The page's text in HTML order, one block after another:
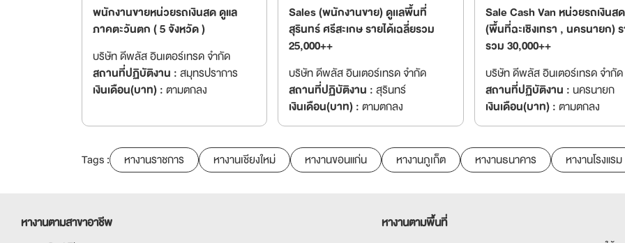
พนักงานขายหน่วยรถเงินสด ดูแล
ภาคตะวันตก ( 5 จังหวัด )
บริษัท ดีพลัส อินเตอร์เทรด จำกัด
สถานที่ปฏิบัติงาน :สมุทรปราการ
เงินเดือน(บาท) :ตามตกลง
Sales (พนักงานขาย) ดูเเลพื้นที่
สุรินทร์ ศรีสะเกษ รายได้เฉลี่ยรวม
25,000++
บริษัท ดีพลัส อินเตอร์เทรด จำกัด
สถานที่ปฏิบัติงาน :สุรินทร์
เงินเดือน(บาท) :ตามตกลง
Sale Cash Van หน่วยรถเงินสด
(พื้นที่ฉะเชิงเทรา , นครนายก)
รวม 30,000++
บริษัท ดีพลัส อินเตอร์เทรด จำกัด
สถานที่ปฏิบัติงาน : นครนายก
เงินเดือน(บาท) :ตามตกลง
Tags : หางานราชการ หางานเชียงใหม่ หางานขอนแก่น หางานภูเก็ต หางานธนาคาร หางานโรงแรม
หางานตามสาขาอาชีพ หางานตามพื้นที่